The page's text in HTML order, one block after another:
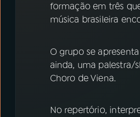
PRÊMIO RÁDIO MEC
ACOMPANHE A RÁDIO MEC
formação em três
música brasileira
O grupo se
ainda, uma palestra/
Choro de Viena.
No repertório,